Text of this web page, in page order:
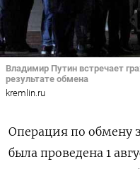
Владимир Путин встречает
результате обмена
kremlin.ru
Операция по обмену
была проведена 1